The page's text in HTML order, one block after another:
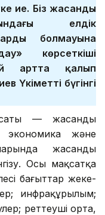
ие. Біз жасанды
елдік
болмауына
көрсеткіші
артта қалып
бүгінгі
— жасанды
экономика және
жасанды
Осы мақсатқа
бағыттар жеке-
инфрақұрылым;
реттеуші орта,